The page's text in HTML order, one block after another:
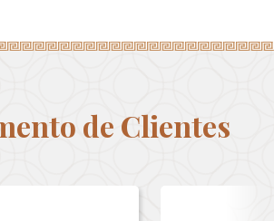
de Clientes